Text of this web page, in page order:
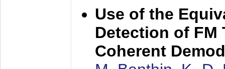
Use of the
Detection of FM
Coherent